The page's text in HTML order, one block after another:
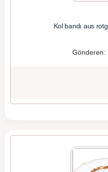
Kol bandı aus
Gönderen: